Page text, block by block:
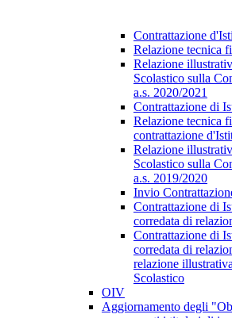
Contrattazione
Relazione tecnica
Relazione
Scolastico sulla
a.s. 2020/2021
Contrattazione di
Relazione tecnica
contrattazione
Relazione
Scolastico sulla
a.s. 2019/2020
Invio
Contrattazione di
corredata di
Contrattazione di
corredata di
relazione
Scolastico
OIV
Aggiornamento degli